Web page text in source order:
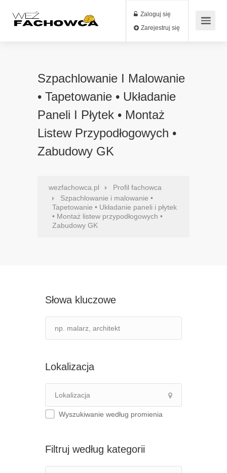
Zaloguj się
Zarejestruj się
Szpachlowanie I Malowanie
• Tapetowanie • Układanie
Paneli I Płytek • Montaż
Listew Przypodłogowych •
Zabudowy GK
wezfachowca.pl
Profil fachowca
Szpachlowanie i malowanie •
Tapetowanie • Układanie paneli i płytek
• Montaż listew przypodłogowych •
Zabudowy GK
Słowa kluczowe
Lokalizacja
Wyszukiwanie według promienia
Filtruj według kategorii